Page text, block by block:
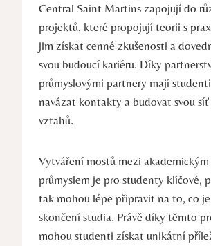
Central Saint Martins zapojují do
projektů, které propojují teorii s
jim ⁢získat cenné zkušenosti a
svou budoucí kariéru. Díky
průmyslovými partnery ⁤mají
navázat kontakty a budovat svou
vztahů.
Vytváření mostů‌ mezi
průmyslem je pro studenty klíčové,
tak mohou ⁢lépe připravit na to, co
skončení⁤ studia. ⁢Právě díky těmto
mohou studenti získat ⁣unikátní